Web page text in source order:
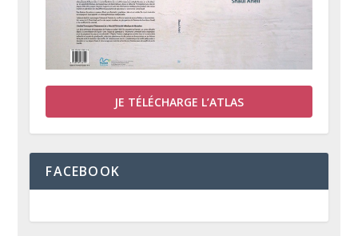
JE TÉLÉCHARGE L’ATLAS
FACEBOOK